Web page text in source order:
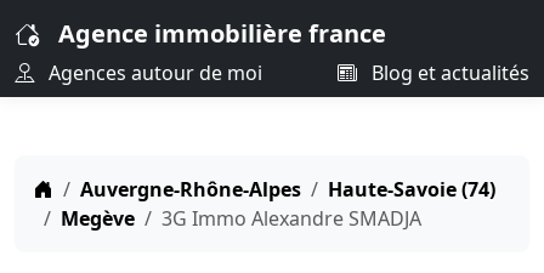
Agence immobilière france
Agences autour de moi Blog et actualités
Auvergne-Rhône-Alpes
Haute-Savoie (74)
Megève
3G Immo Alexandre SMADJA